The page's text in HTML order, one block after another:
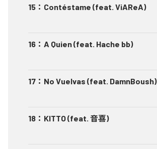
15 ： Contéstame (feat. ViAReA)
16 ： A Quien (feat. Hache bb)
17 ： No Vuelvas (feat. DamnBoush)
18 ： KITTO (feat. 音喜)